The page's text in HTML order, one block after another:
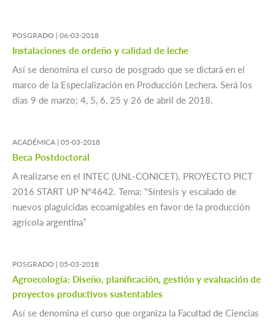
POSGRADO | 06-03-2018
Instalaciones de ordeño y calidad de leche
Así se denomina el curso de posgrado que se dictará en el
marco de la Especialización en Producción Lechera. Será los
días 9 de marzo; 4, 5, 6, 25 y 26 de abril de 2018.
ACADÉMICA | 05-03-2018
Beca Postdoctoral
A realizarse en el INTEC (UNL-CONICET). PROYECTO PICT
2016 START UP N°4642. Tema: "Síntesis y escalado de
nuevos plaguicidas ecoamigables en favor de la producción
agrícola argentina”
POSGRADO | 05-03-2018
Agroecología: Diseño, planificación, gestión y evaluación de
proyectos productivos sustentables
Así se denomina el curso que organiza la Facultad de Ciencias